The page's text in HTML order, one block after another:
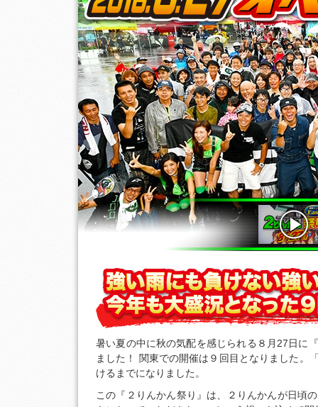
暑い夏の中に秋の気配を感じられる８月27日に
ました！ 関東での開催は９回目となりました。
けるまでになりました。
この『２りんかん祭り』は、２りんかんが日頃